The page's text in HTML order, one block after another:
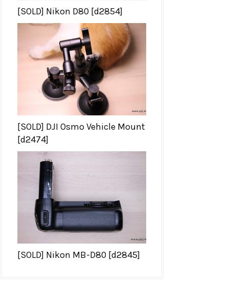
[SOLD] Nikon D80 [d2854]
[SOLD] DJI Osmo Vehicle Mount
[d2474]
[SOLD] Nikon MB-D80 [d2845]